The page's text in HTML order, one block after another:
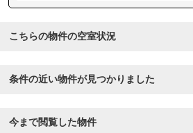
こちらの物件の空室状況
条件の近い物件が見つかりました
今まで閲覧した物件